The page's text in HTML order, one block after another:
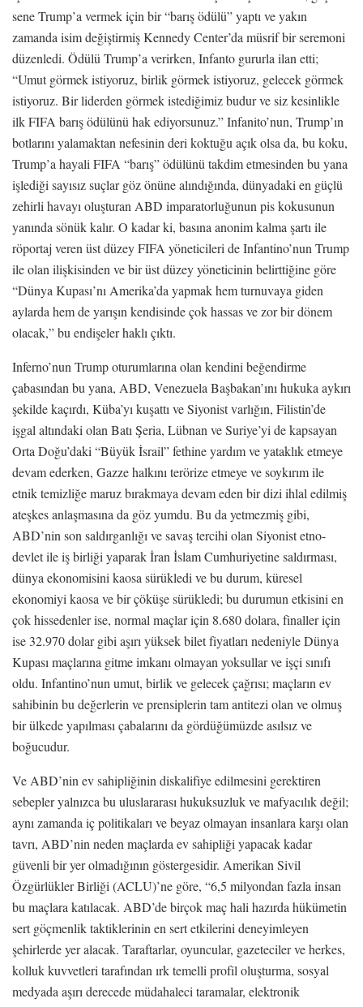
sene Trump’a vermek için bir “barış ödülü” yaptı ve yakın
zamanda isim değiştirmiş Kennedy Center’da müsrif bir seremoni
düzenledi. Ödülü Trump’a verirken, Infanto gururla ilan etti;
“Umut görmek istiyoruz, birlik görmek istiyoruz, gelecek görmek
istiyoruz. Bir liderden görmek istediğimiz budur ve siz kesinlikle
ilk FIFA barış ödülünü hak ediyorsunuz.” Infanito’nun, Trump’ın
botlarını yalamaktan nefesinin deri koktuğu açık olsa da, bu koku,
Trump’a hayali FIFA “barış” ödülünü takdim etmesinden bu yana
işlediği sayısız suçlar göz önüne alındığında, dünyadaki en güçlü
zehirli havayı oluşturan ABD imparatorluğunun pis kokusunun
yanında sönük kalır. O kadar ki, basına anonim kalma şartı ile
röportaj veren üst düzey FIFA yöneticileri de Infantino’nun Trump
ile olan ilişkisinden ve bir üst düzey yöneticinin belirttiğine göre
“Dünya Kupası’nı Amerika’da yapmak hem turnuvaya giden
aylarda hem de yarışın kendisinde çok hassas ve zor bir dönem
olacak,” bu endişeler haklı çıktı.
Inferno’nun Trump oturumlarına olan kendini beğendirme
çabasından bu yana, ABD, Venezuela Başbakan’ını hukuka aykırı
şekilde kaçırdı, Küba’yı kuşattı ve Siyonist varlığın, Filistin’de
işgal altındaki olan Batı Şeria, Lübnan ve Suriye’yi de kapsayan
Orta Doğu’daki “Büyük İsrail” fethine yardım ve yataklık etmeye
devam ederken, Gazze halkını terörize etmeye ve soykırım ile
etnik temizliğe maruz bırakmaya devam eden bir dizi ihlal edilmiş
ateşkes anlaşmasına da göz yumdu. Bu da yetmezmiş gibi,
ABD’nin son saldırganlığı ve savaş tercihi olan Siyonist etno-
devlet ile iş birliği yaparak İran İslam Cumhuriyetine saldırması,
dünya ekonomisini kaosa sürükledi ve bu durum, küresel
ekonomiyi kaosa ve bir çöküşe sürükledi; bu durumun etkisini en
çok hissedenler ise, normal maçlar için 8.680 dolara, finaller için
ise 32.970 dolar gibi aşırı yüksek bilet fiyatları nedeniyle Dünya
Kupası maçlarına gitme imkanı olmayan yoksullar ve işçi sınıfı
oldu. Infantino’nun umut, birlik ve gelecek çağrısı; maçların ev
sahibinin bu değerlerin ve prensiplerin tam antitezi olan ve olmuş
bir ülkede yapılması çabalarını da gördüğümüzde asılsız ve
boğucudur.
Ve ABD’nin ev sahipliğinin diskalifiye edilmesini gerektiren
sebepler yalnızca bu uluslararası hukuksuzluk ve mafyacılık değil;
aynı zamanda iç politikaları ve beyaz olmayan insanlara karşı olan
tavrı, ABD’nin neden maçlarda ev sahipliği yapacak kadar
güvenli bir yer olmadığının göstergesidir. Amerikan Sivil
Özgürlükler Birliği (ACLU)’ne göre, “6,5 milyondan fazla insan
bu maçlara katılacak. ABD’de birçok maç hali hazırda hükümetin
sert göçmenlik taktiklerinin en sert etkilerini deneyimleyen
şehirlerde yer alacak. Taraftarlar, oyuncular, gazeteciler ve herkes,
kolluk kuvvetleri tarafından ırk temelli profil oluşturma, sosyal
medyada aşırı derecede müdahaleci taramalar, elektronik